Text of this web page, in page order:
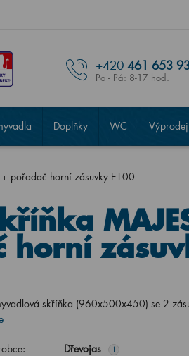
+420 461 653
Po - Pá: 8-17 hod.
Doplňky WC Výprodej
pořadač horní zásuvky E100
horní
skříňka (960x500x450) se 2
Dřevojas i